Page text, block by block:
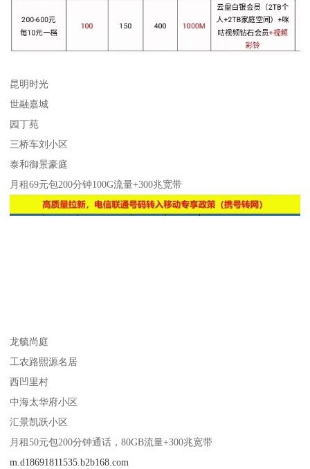
昆明时光
世融嘉城
园丁苑
三桥车刘小区
泰和御景豪庭
月租69元包200分钟100G流量+300兆宽带
龙毓尚庭
工农路熙源名居
西凹里村
中海太华府小区
汇景凯跃小区
月租50元包200分钟通话，80GB流量+300兆宽带
m.d18691811535.b2b168.com